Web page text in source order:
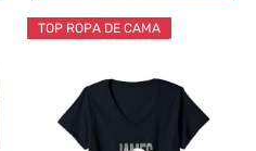
TOP ROPA DE CAMA